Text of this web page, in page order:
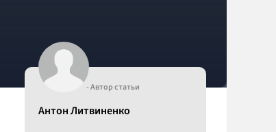
- Автор статьи
Антон Литвиненко